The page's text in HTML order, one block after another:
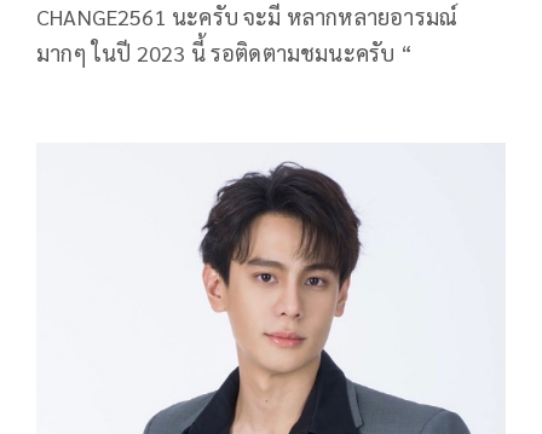
CHANGE2561 นะครับ จะมี หลากหลายอารมณ์
มากๆ ในปี 2023 นี้ รอติดตามชมนะครับ “